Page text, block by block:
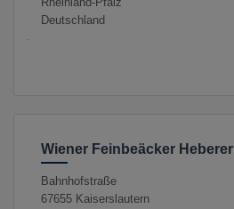
Deutschland
Wiener Feinbeäcker Heberer
Bahnhofstraße
67655 Kaiserslautern